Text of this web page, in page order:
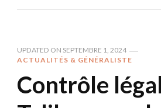
UPDATED ON SEPTEMBRE 1, 2024
ACTUALITÉS & GÉNÉRALISTE
Contrôle